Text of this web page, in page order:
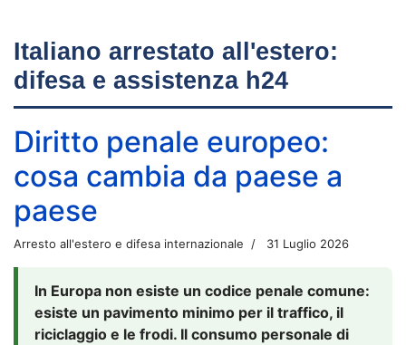
Italiano arrestato all'estero:
difesa e assistenza h24
Diritto penale europeo:
cosa cambia da paese a
paese
Arresto all'estero e difesa internazionale 31 Luglio 2026
In Europa non esiste un codice penale comune:
esiste un pavimento minimo per il traffico, il
riciclaggio e le frodi. Il consumo personale di